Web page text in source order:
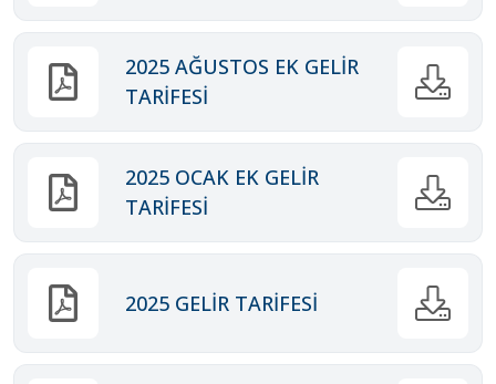
2025 AĞUSTOS EK GELİR
TARİFESİ
2025 OCAK EK GELİR
TARİFESİ
2025 GELİR TARİFESİ